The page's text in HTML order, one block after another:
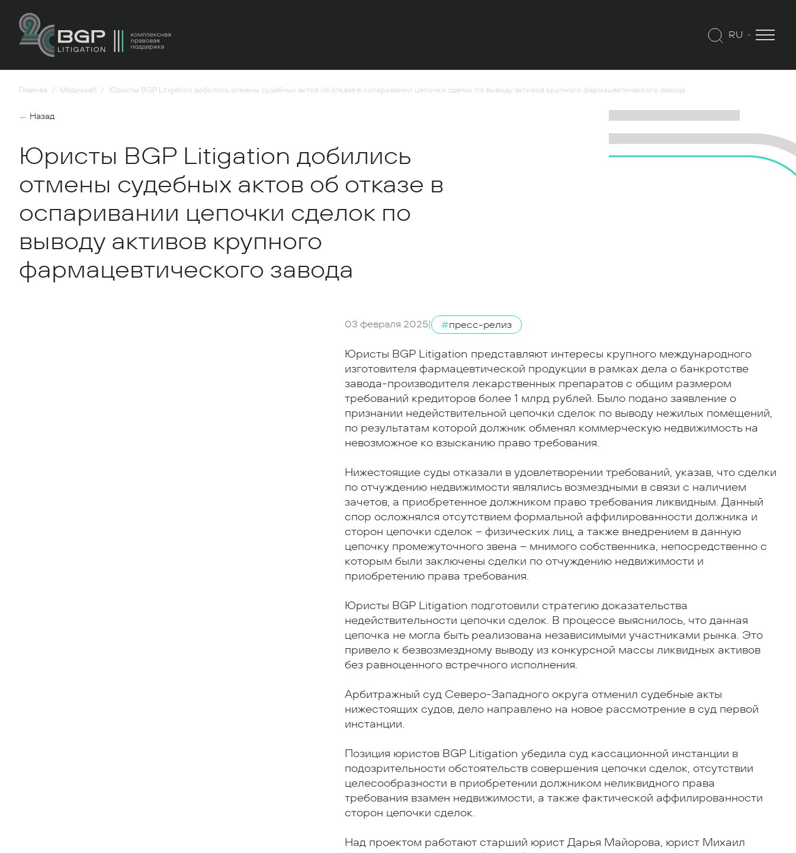
RU
Главная Медиахаб Юристы BGP Litigation добились отмены судебных актов об отказе в оспаривании цепочки сделок по выводу активов крупного фармацевтического завода
← Назад
Юристы BGP Litigation добились
отмены судебных актов об отказе в
оспаривании цепочки сделок по
выводу активов крупного
фармацевтического завода
03 февраля 2025| #пресс-релиз
Юристы BGP Litigation представляют интересы крупного международного
изготовителя фармацевтической продукции в рамках дела о банкротстве
завода-производителя лекарственных препаратов с общим размером
требований кредиторов более 1 млрд рублей. Было подано заявление о
признании недействительной цепочки сделок по выводу нежилых помещений,
по результатам которой должник обменял коммерческую недвижимость на
невозможное ко взысканию право требования.
Нижестоящие суды отказали в удовлетворении требований, указав, что сделки
по отчуждению недвижимости являлись возмездными в связи с наличием
зачетов, а приобретенное должником право требования ликвидным. Данный
спор осложнялся отсутствием формальной аффилированности должника и
сторон цепочки сделок – физических лиц, а также внедрением в данную
цепочку промежуточного звена – мнимого собственника, непосредственно с
которым были заключены сделки по отчуждению недвижимости и
приобретению права требования.
Юристы BGP Litigation подготовили стратегию доказательства
недействительности цепочки сделок. В процессе выяснилось, что данная
цепочка не могла быть реализована независимыми участниками рынка. Это
привело к безвозмездному выводу из конкурсной массы ликвидных активов
без равноценного встречного исполнения.
Арбитражный суд Северо-Западного округа отменил судебные акты
нижестоящих судов, дело направлено на новое рассмотрение в суд первой
инстанции.
Позиция юристов BGP Litigation убедила суд кассационной инстанции в
подозрительности обстоятельств совершения цепочки сделок, отсутствии
целесообразности в приобретении должником неликвидного права
требования взамен недвижимости, а также фактической аффилированности
сторон цепочки сделок.
Над проектом работают старший юрист Дарья Майорова, юрист Михаил